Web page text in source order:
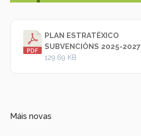
PLAN ESTRATÉXICO
SUBVENCIÓNS 2025-2027
129.69 KB
Máis novas